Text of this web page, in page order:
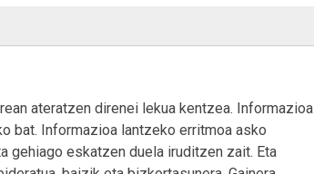
ateratzen direnei lekua kentzea. Informazioa
bat. Informazioa lantzeko erritmoa asko
gehiago eskatzen duela iruditzen zait. Eta